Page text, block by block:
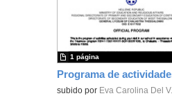
Contenido educativo.
subido por Eva Carolina Del V.
1 página